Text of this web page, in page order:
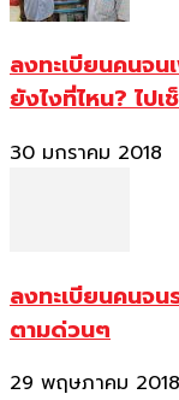
ลงทะเบียนคนจน
ยังไงที่ไหน? ไปเ
30 มกราคม 2018
ลงทะเบียนคนจน
ตามด่วนๆ
29 พฤษภาคม 2018